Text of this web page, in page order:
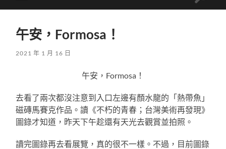
Toggle
mobile
午安，Formosa！
2021 年 1 月 16 日
午安，Formosa！
去看了兩次都沒注意到入口左邊有顏水龍的「熱帶魚」
磁磚馬賽克作品。讀《不朽的青春；台灣美術再發現》
圖錄才知道，昨天下午趁還有天光去觀賞並拍照。
讀完圖錄再去看展覽，真的很不一樣。不過，目前圖錄